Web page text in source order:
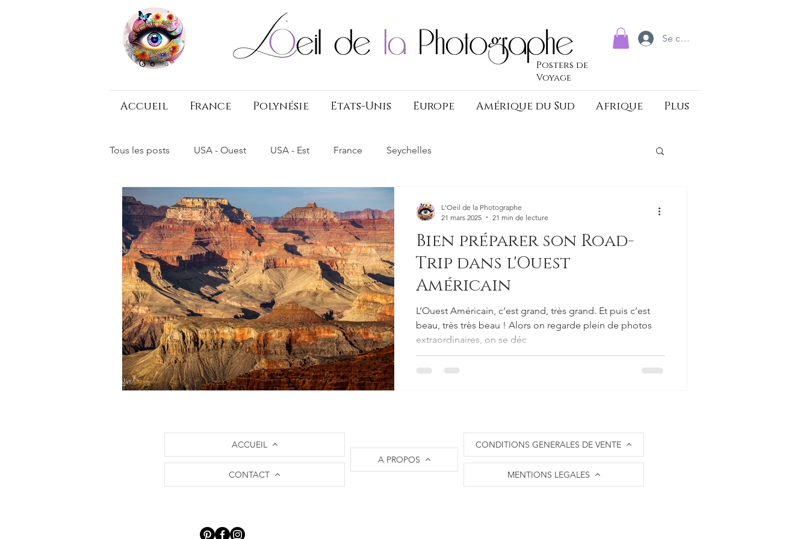
Posters de
Voyage
Se connecter
Accueil France Polynésie Etats-Unis Europe Amérique du Sud Afrique Plus
Tous les posts USA - Ouest USA - Est France Seychelles
Bien préparer son Road-
Trip dans l'Ouest
Américain
L’Ouest Américain, c’est grand, très grand. Et puis c’est
beau, très très beau ! Alors on regarde plein de photos
extraordinaires, on se déc
L'Oeil de la Photographe
21 mars 2025
21 min de lecture
ACCUEIL
CONTACT
A PROPOS
CONDITIONS GENERALES DE VENTE
MENTIONS LEGALES